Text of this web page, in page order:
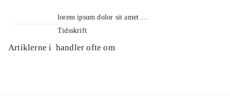
lorem ipsum dolor sit amet ...
Tidsskrift
Artiklerne i handler ofte om